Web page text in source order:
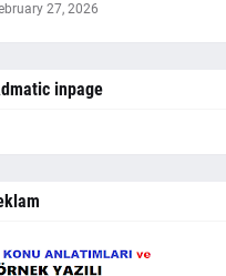
27, 2026
inpage